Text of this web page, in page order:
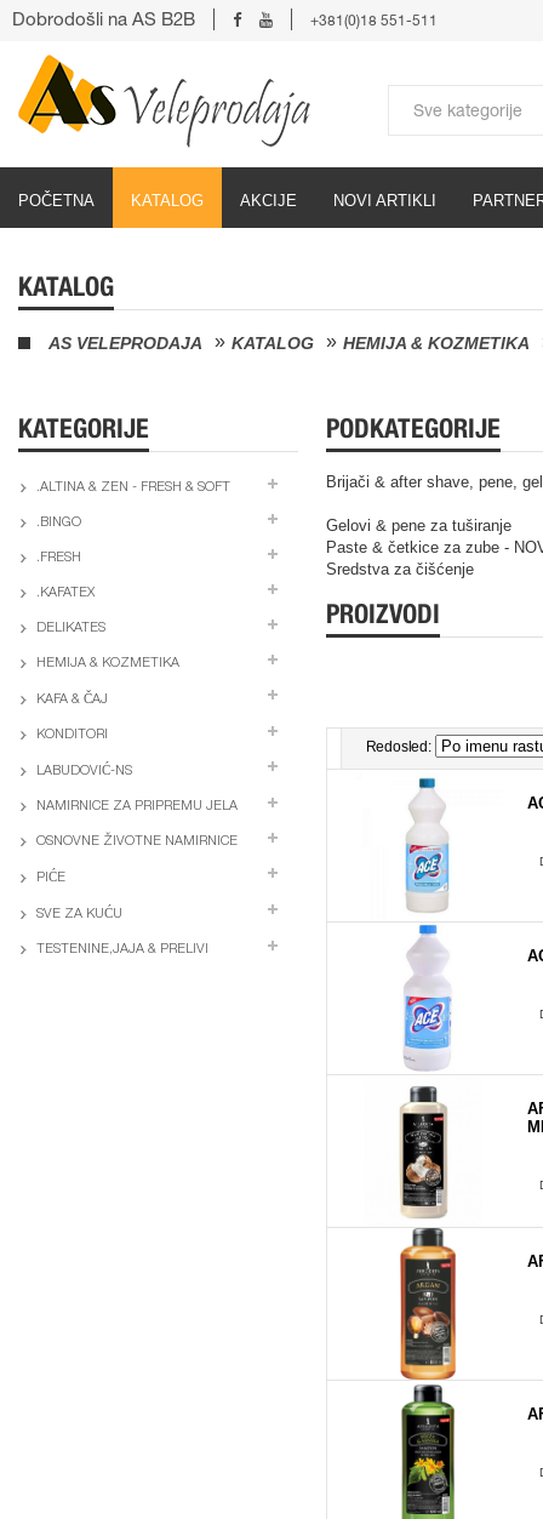
POČETNA KATALOG AKCIJE NOVI ARTIKLI
Dobrodošli na AS B2B +381(0)18 551-511
KATALOG
AS VELEPRODAJA KATALOG HEMIJA & KOZMETIKA
KATEGORIJE
.ALTINA & ZEN - FRESH & SOFT
.BINGO
.FRESH
.KAFATEX
DELIKATES
HEMIJA & KOZMETIKA
KAFA & ČAJ
KONDITORI
LABUDOVIĆ-NS
NAMIRNICE ZA PRIPREMU JELA
OSNOVNE ŽIVOTNE NAMIRNICE
PIĆE
SVE ZA KUĆU
TESTENINE,JAJA & PRELIVI
PODKATEGORIJE
Brijači & after shave, pene, gel
Gelovi & pene za tuširanje
Paste & četkice za zube -
Sredstva za čišćenje
PROIZVODI
Redosled: